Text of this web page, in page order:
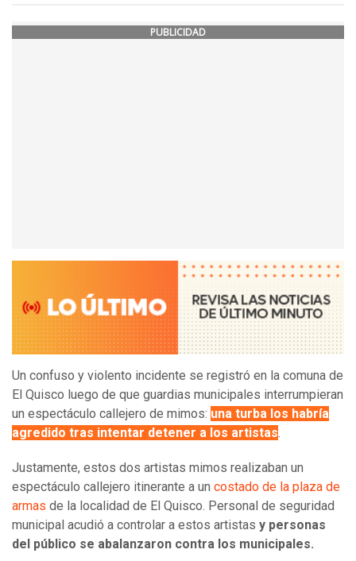
PUBLICIDAD
Un confuso y violento incidente se registró en la comuna de
El Quisco luego de que guardias municipales interrumpieran
un espectáculo callejero de mimos: una turba los habría
agredido tras intentar detener a los artistas.
Justamente, estos dos artistas mimos realizaban un
espectáculo callejero itinerante a un costado de la plaza de
armas de la localidad de El Quisco. Personal de seguridad
municipal acudió a controlar a estos artistas y personas
del público se abalanzaron contra los municipales.